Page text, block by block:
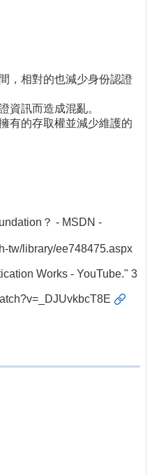
，相對的也減少身份認證
資訊而造成混亂。
有的存取權並減少維護的
？ - MSDN -
tw/library/ee748475.aspx
Works - YouTube." 3